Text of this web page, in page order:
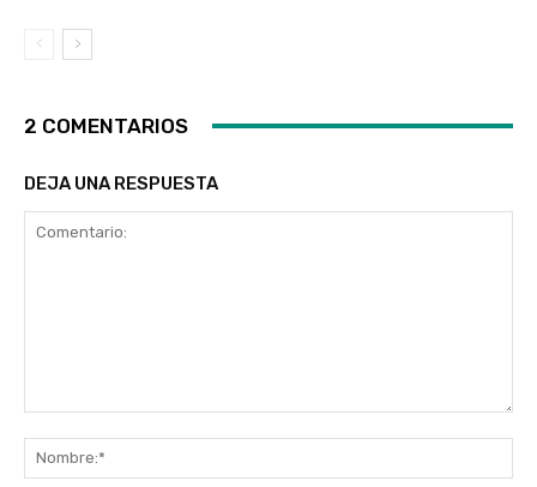
2 COMENTARIOS
DEJA UNA RESPUESTA